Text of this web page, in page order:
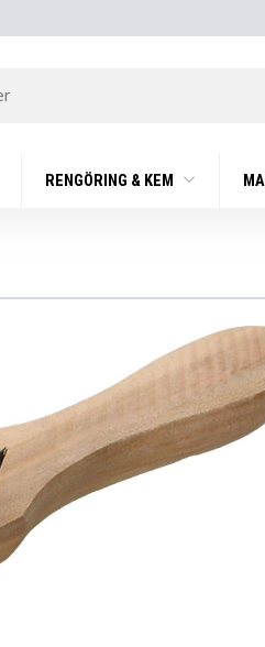
RENGÖRING & KEM